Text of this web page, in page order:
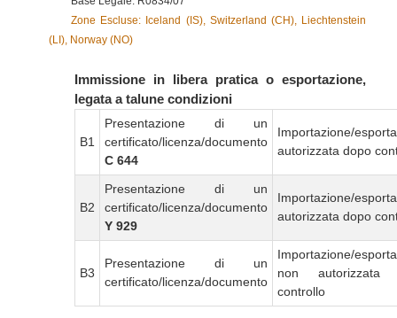
Zone Escluse: Iceland (IS), Switzerland (CH), Liechtenstein
(LI), Norway (NO)
Immissione in libera pratica o esportazione,
legata a talune condizioni
B1
Presentazione di un
certificato/licenza/documento
C 644
Importazione/
autorizzata dopo
B2
Presentazione di un
certificato/licenza/documento
Y 929
Importazione/
autorizzata dopo
B3
Presentazione di un
certificato/licenza/documento
Importazione/
non autorizzata
controllo